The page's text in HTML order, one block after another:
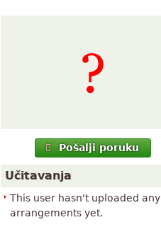
Pošalji poruku
Učitavanja
This user hasn't uploaded any
arrangements yet.